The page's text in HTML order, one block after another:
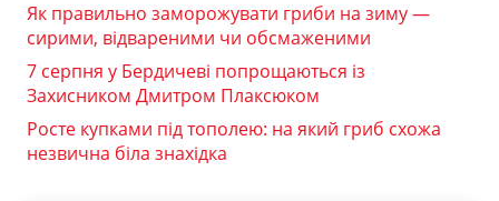
Як правильно заморожувати гриби на зиму —
сирими, відвареними чи обсмаженими
7 серпня у Бердичеві попрощаються із
Захисником Дмитром Плаксюком
Росте купками під тополею: на який гриб схожа
незвична біла знахідка